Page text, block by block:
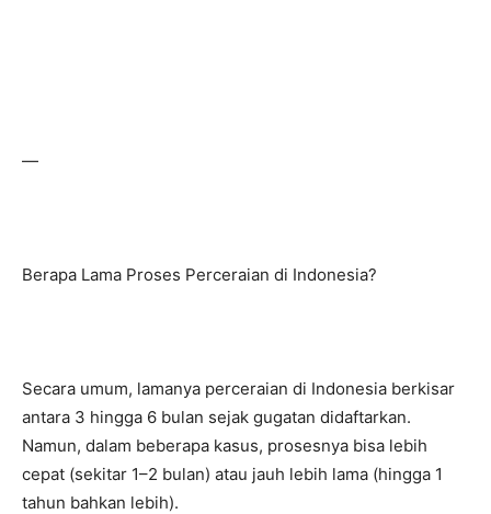
—
Berapa Lama Proses Perceraian di Indonesia?
Secara umum, lamanya perceraian di Indonesia berkisar
antara 3 hingga 6 bulan sejak gugatan didaftarkan.
Namun, dalam beberapa kasus, prosesnya bisa lebih
cepat (sekitar 1–2 bulan) atau jauh lebih lama (hingga 1
tahun bahkan lebih).